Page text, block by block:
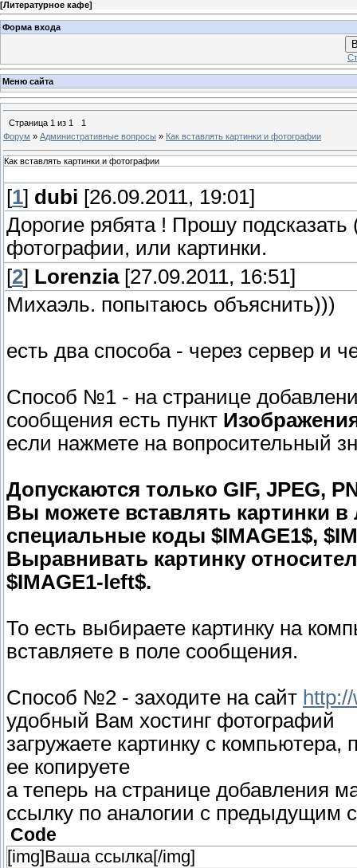
[Литературное кафе]
Форма входа
Меню сайта
Страница 1 из 1
1
Форум » Административные вопросы » Как вставлять картинки и фотографии
Как вставлять картинки и фотографии
[1] dubi [26.09.2011, 19:01]
Дорогие рябята ! Прошу подсказать
фотографии, или картинки.
[2] Lorenzia[27.09.2011, 16:51]
Михаэль. попытаюсь объяснить)))
есть два способа - через сервер и
Способ №1 - на странице
сообщения есть пункт
если нажмете на вопросительный
Допускаются только GIF, JPEG,
Вы можете вставлять картинки
специальные коды $IMAGE1$,
Выравнивать картинку
$IMAGE1-left$.
То есть выбираете картинку на
вставляете в поле сообщения.
Способ №2 - заходите на сайт
удобный Вам хостинг фотографий
загружаете картинку с
ее копируете
а теперь на странице добавления
ссылку по аналогии с предыдущим
Code
[img]Ваша ссылка[/img]